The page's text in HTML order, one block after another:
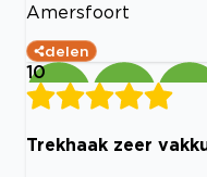
Amersfoort
delen
10
Trekhaak zeer